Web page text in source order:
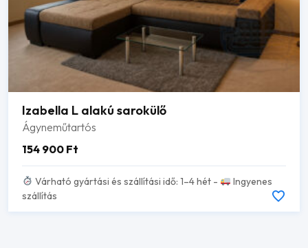
Izabella L alakú sarokülő
Ágyneműtartós
154 900 Ft
Várható gyártási és szállítási idő: 1–4 hét -
Ingyenes
szállítás